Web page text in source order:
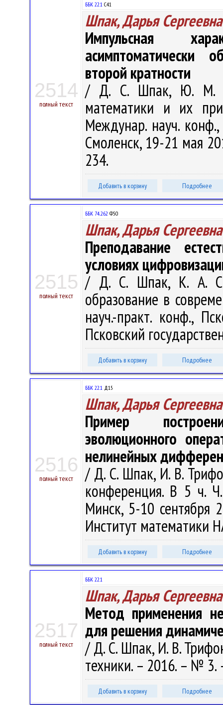
2514
полный текст
ББК 22.1 С41
Шпак, Дарья Сергеевна
Импульсная
асимптоматически
второй кратности
/ Д. С. Шпак, Ю. М.
математики и их
Междунар. науч.
Смоленск, 19-21 мая
234.
Добавить в корзину Подробнее
2515
полный текст
ББК 74..262 Ф50
Шпак, Дарья Сергеевна
Преподавание
условиях
/ Д. С. Шпак, К. А.
образование в
науч.-практ. конф.,
Псковский
Добавить в корзину Подробнее
2516
полный текст
ББК 22.1 Д15
Шпак, Дарья Сергеевна
Пример
эволюционного
нелинейных
/ Д. С. Шпак, И. В.
конференция. В 5 ч.
Минск, 5-10 сентября
Институт математики
Добавить в корзину Подробнее
2517
полный текст
ББК 22.1
Шпак, Дарья Сергеевна
Метод применения
для решения
/ Д. С. Шпак, И. В.
техники. – 2016. – № 3.
Добавить в корзину Подробнее